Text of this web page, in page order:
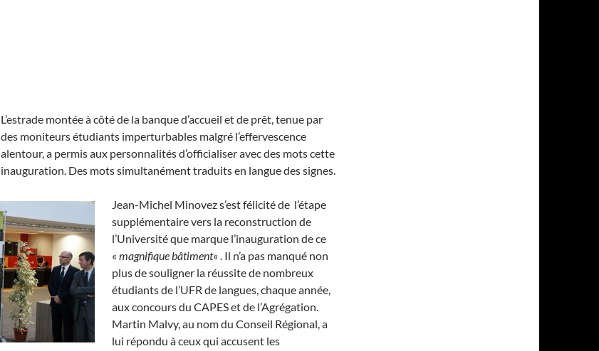
L’estrade montée à côté de la banque d’accueil et de prêt, tenue par
des moniteurs étudiants imperturbables malgré l’effervescence
alentour, a permis aux personnalités d’officialiser avec des mots cette
inauguration. Des mots simultanément traduits en langue des signes.
Jean-Michel Minovez s’est félicité de l’étape
supplémentaire vers la reconstruction de
l’Université que marque l’inauguration de ce
« magnifique bâtiment« . Il n’a pas manqué non
plus de souligner la réussite de nombreux
étudiants de l’UFR de langues, chaque année,
aux concours du CAPES et de l’Agrégation.
Martin Malvy, au nom du Conseil Régional, a
lui répondu à ceux qui accusent les